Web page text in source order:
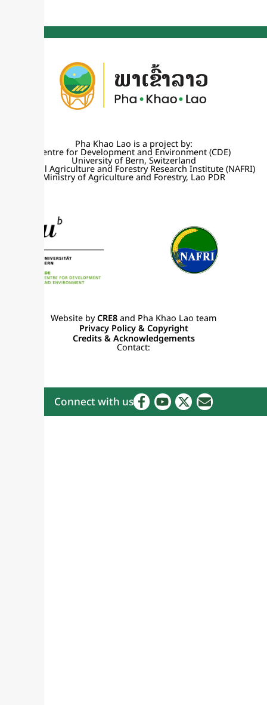
Pha Khao Lao is a project by:
Centre for Development and Environment (CDE)
University of Bern, Switzerland
National Agriculture and Forestry Research Institute (NAFRI)
Ministry of Agriculture and Forestry, Lao PDR
Website byCRE8 and Pha Khao Lao team
Privacy Policy & Copyright
Credits & Acknowledgements
Contact:
Connect with us